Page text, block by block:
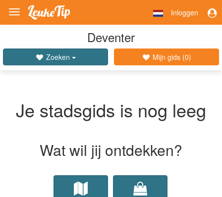
Toggle
navigation
Inloggen
Deventer
Zoeken Mijn gids (0)
Je stadsgids is nog leeg
Wat wil jij ontdekken?